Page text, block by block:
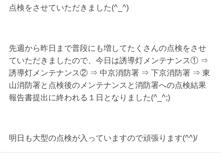
点検をさせていただきました(^_^)
先週から昨日まで普段にも増してたくさんの点検をさせ
ていただきましたので、今日は誘導灯メンテナンス① ⇒
誘導灯メンテナンス② ⇒ 中京消防署 ⇒ 下京消防署 ⇒ 東
山消防署と点検後のメンテナンスと消防署への点検結果
報告書提出に終われる１日となりました(^_^;)
明日も大型の点検が入っていますので頑張ります(^^)/